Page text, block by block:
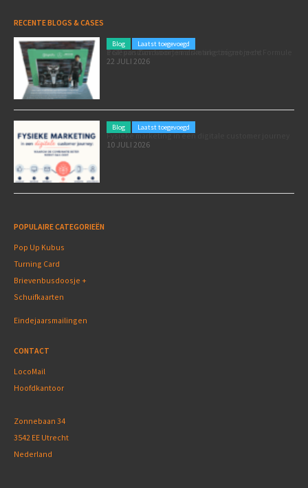
RECENTE BLOGS & CASES
Blog Laatst toegevoegd
Poleposition voor je marketing: zó zet je de Formule 1 GP van Zandvoort in als marketingmoment
22 JULI 2026
Blog Laatst toegevoegd
Fysieke marketing in een digitale customer journey
10 JULI 2026
POPULAIRE CATEGORIEËN
Pop Up Kubus
Turning Card
Brievenbusdoosje +
Schuifkaarten
Eindejaarsmailingen
CONTACT
LocoMail
Hoofdkantoor
Zonnebaan 34
3542 EE Utrecht
Nederland